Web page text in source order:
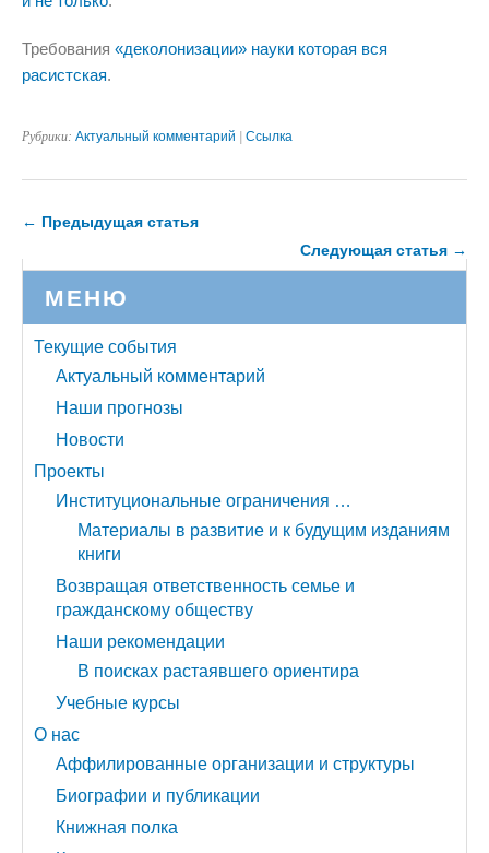
Требования «деколонизации» науки которая вся
расистская.
Рубрики: Актуальный комментарий | Ссылка
← Предыдущая статья
Следующая статья →
МЕНЮ
Текущие события
Актуальный комментарий
Наши прогнозы
Новости
Проекты
Институциональные ограничения …
Материалы в развитие и к будущим изданиям
книги
Возвращая ответственность семье и
гражданскому обществу
Наши рекомендации
В поисках растаявшего ориентира
Учебные курсы
О нас
Аффилированные организации и структуры
Биографии и публикации
Книжная полка